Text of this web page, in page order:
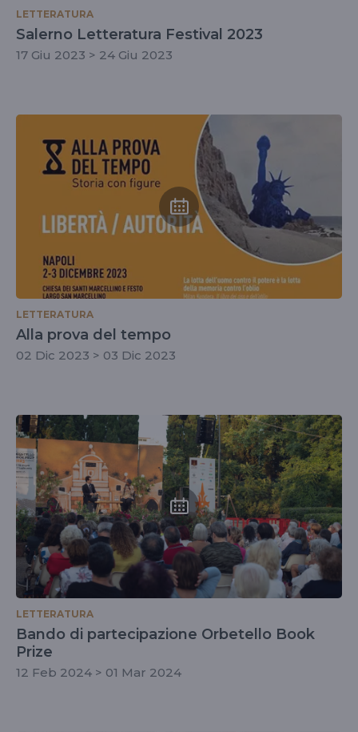
LETTERATURA
Salerno Letteratura Festival 2023
17 Giu 2023 > 24 Giu 2023
LETTERATURA
Alla prova del tempo
02 Dic 2023 > 03 Dic 2023
LETTERATURA
Bando di partecipazione Orbetello Book
Prize
12 Feb 2024 > 01 Mar 2024